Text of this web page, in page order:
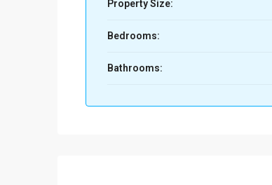
Property Size:
Bedrooms:
Bathrooms: